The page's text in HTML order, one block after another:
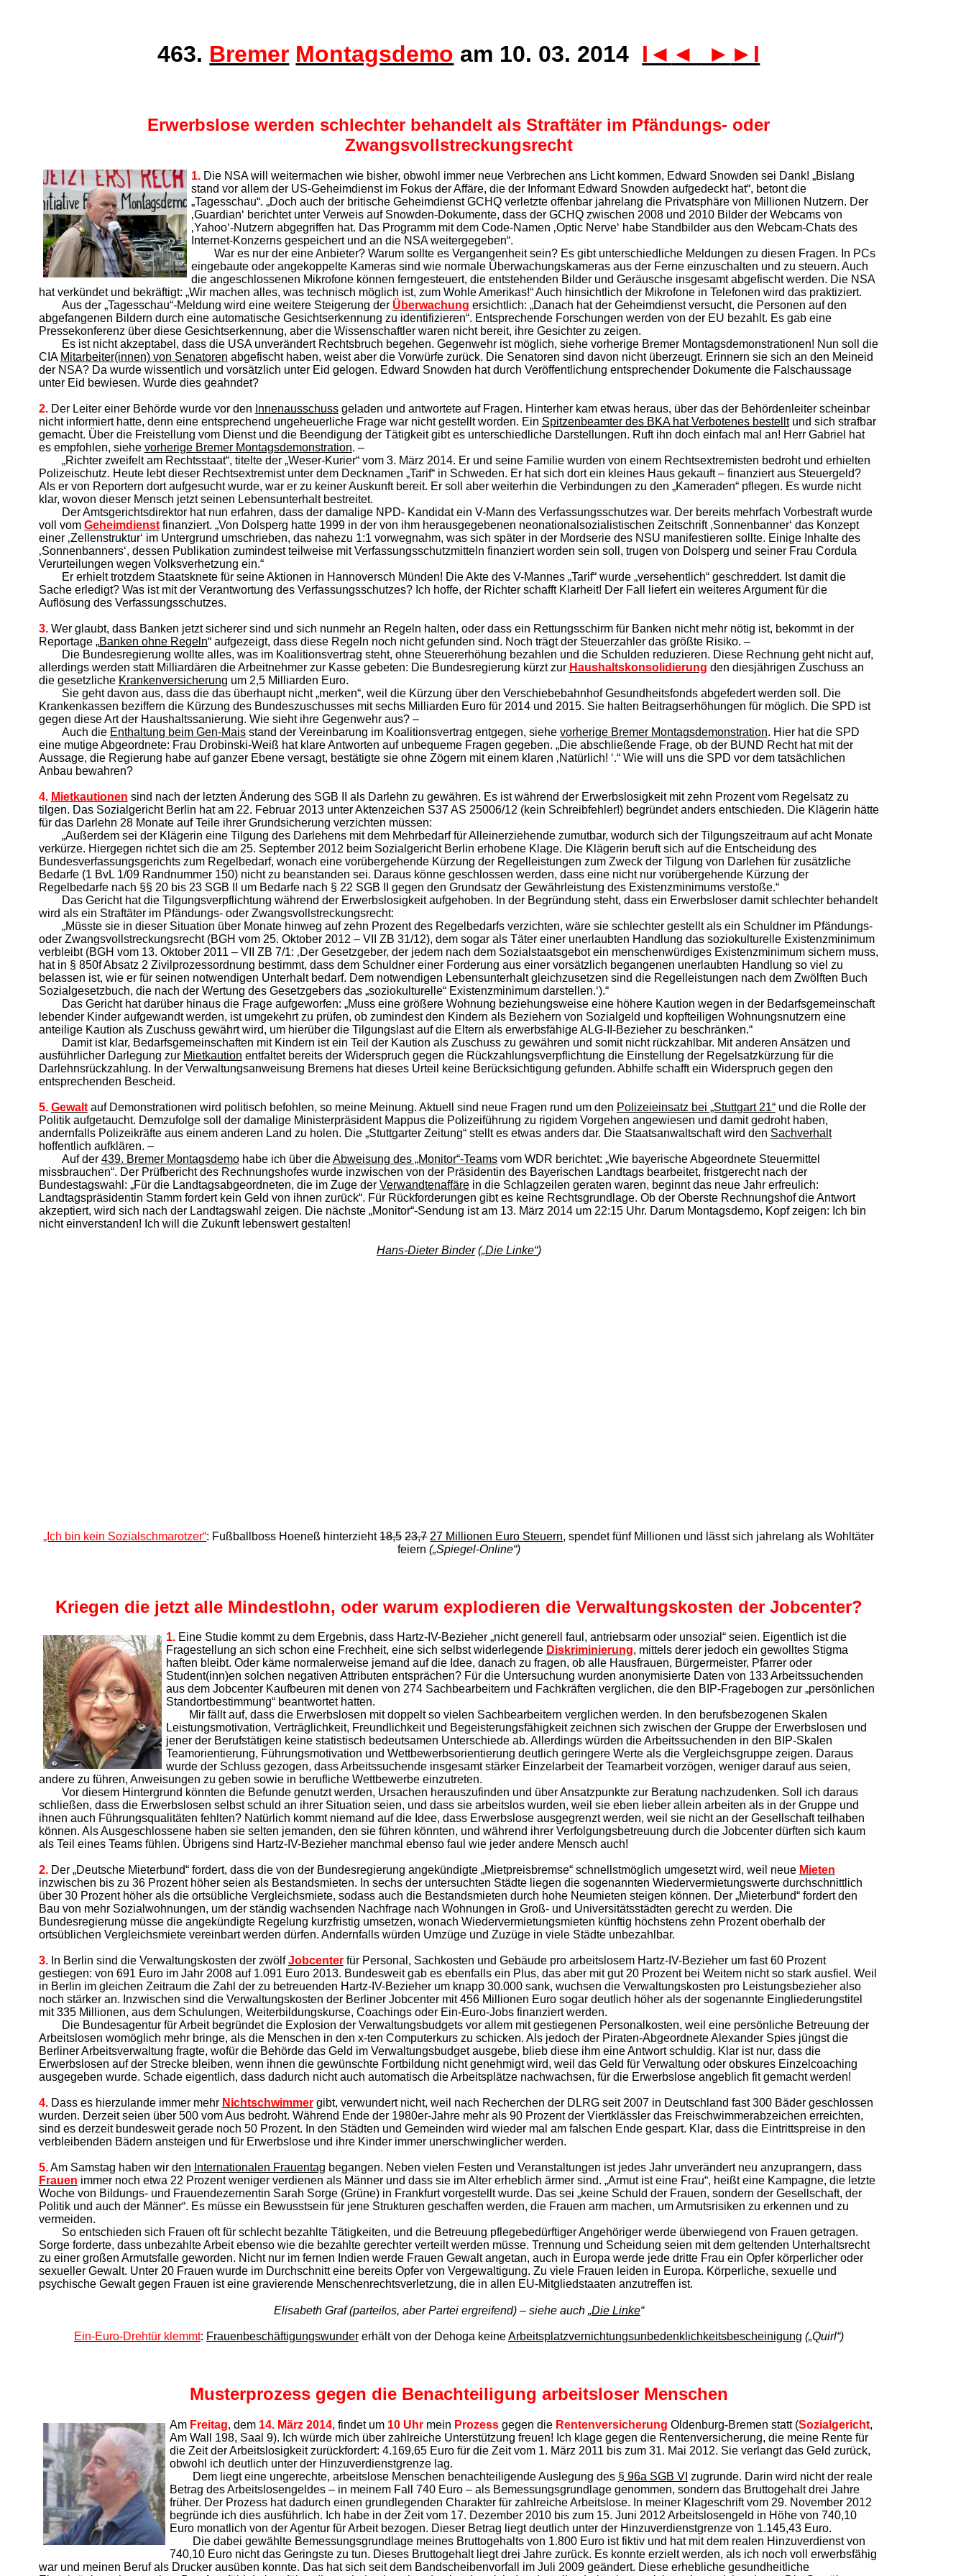
463. Bremer Montagsdemo am 10. 03. 2014 I◄ ◄ ► ►I
Erwerbslose werden schlechter behandelt als Straftäter im Pfändungs- oder
Zwangsvollstreckungsrecht
1.Die NSA will weitermachen wie bisher, obwohl immer neue Verbrechen ans Licht kommen, Edward Snowden sei Dank! „Bislang
stand vor allem der US-Geheimdienst im Fokus der Affäre, die der Informant Edward Snowden aufgedeckt hat“, betont die
„Tagesschau“. „Doch auch der britische Geheimdienst GCHQ verletzte offenbar jahrelang die Privatsphäre von Millionen Nutzern. Der
‚Gu­ardian‘ berichtet unter Verweis auf Snowden-Dokumente, dass der GCHQ zwischen 2008 und 2010 Bilder der Webcams von
‚Yahoo‘-Nutzern abgegriffen hat. Das Programm mit dem Code-Namen ‚Optic Nerve‘ habe Standbilder aus den Webcam-Chats des
Internet-Konzerns gespeichert und an die NSA weitergegeben“.
War es nur der eine Anbieter? Warum sollte es Vergangenheit sein? Es gibt unterschiedliche Meldungen zu diesen Fragen. In PCs
eingebaute oder angekoppelte Kameras sind wie normale Überwachungskameras aus der Ferne einzuschalten und zu steuern. Auch
die angeschlossenen Mikrofone können ferngesteuert, die entstehenden Bilder und Geräusche insgesamt abgefischt werden. Die NSA
hat verkündet und bekräftigt: „Wir machen alles, was technisch möglich ist, zum Wohle Amerikas!“ Auch hinsichtlich der Mikrofone in Telefonen wird das praktiziert.
Aus der „Tagesschau“-Meldung wird eine weitere Steigerung der Über­wa­chung ersichtlich: „Danach hat der Geheimdienst versucht, die Personen auf den
abgefangenen Bildern durch eine automatische Gesichtserkennung zu identifizieren“. Entsprechende Forschungen werden von der EU bezahlt. Es gab eine
Pressekonferenz über diese Gesichtserkennung, aber die Wissenschaftler waren nicht bereit, ihre Gesichter zu zeigen.
Es ist nicht akzeptabel, dass die USA unverändert Rechtsbruch begehen. Gegenwehr ist möglich, siehe vorherige Bremer Montagsdemonstrationen! Nun soll die
CIA Mitarbeiter(innen) von Senatoren abgefischt haben, weist aber die Vorwürfe zurück. Die Senatoren sind davon nicht überzeugt. Erinnern sie sich an den Meineid
der NSA? Da wurde wissentlich und vorsätzlich unter Eid gelogen. Edward Snowden hat durch Veröffentlichung entsprechender Dokumente die Falschaussage
unter Eid bewiesen. Wurde dies geahndet?
2.Der Leiter einer Behörde wurde vor den Innenausschussgeladen und antwortete auf Fragen. Hinterher kam etwas heraus, über das der Behördenleiter scheinbar
nicht informiert hatte, denn eine entsprechend ungeheuerliche Frage war nicht gestellt worden. Ein Spitzenbeamter des BKA hat Verbotenes bestelltund sich strafbar
gemacht. Über die Freistellung vom Dienst und die Beendigung der Tätigkeit gibt es unterschiedliche Darstellungen. Ruft ihn doch einfach mal an! Herr Gabriel hat
es empfohlen, siehe vorherige Bremer Montagsdemonstration. –
„Richter zweifelt am Rechtsstaat“, titelte der „Weser-Kurier“ vom 3. März 2014. Er und seine Familie wurden von einem Rechtsextremisten bedroht und erhielten
Polizeischutz. Heute lebt dieser Rechtsextremist unter dem Decknamen „Tarif“ in Schweden. Er hat sich dort ein kleines Haus gekauft – finanziert aus Steuergeld?
Als er von Reportern dort aufgesucht wurde, war er zu keiner Auskunft bereit. Er soll aber weiterhin die Verbindungen zu den „Kameraden“ pflegen. Es wurde nicht
klar, wovon dieser Mensch jetzt seinen Lebensunterhalt bestreitet.
Der Amtsgerichtsdirektor hat nun erfahren, dass der damalige NPD- Kandidat ein V-Mann des Verfassungsschutzes war. Der bereits mehrfach Vorbestraft wurde
voll vom Geheimdienstfinanziert. „Von Dolsperg hatte 1999 in der von ihm herausgegebenen neonationalsozialistischen Zeitschrift ‚Sonnenbanner‘ das Konzept
einer ‚Zellenstruktur‘ im Untergrund umschrieben, das nahezu 1:1 vorwegnahm, was sich später in der Mordserie des NSU manifestieren sollte. Einige Inhalte des
‚Sonnenbanners‘, dessen Publikation zumindest teilweise mit Verfassungsschutzmitteln finanziert worden sein soll, trugen von Dolsperg und seiner Frau Cordula
Verurteilungen wegen Volksverhetzung ein.“
Er erhielt trotzdem Staatsknete für seine Aktionen in Hannoversch Münden! Die Akte des V-Mannes „Tarif“ wurde „versehentlich“ geschreddert. Ist damit die
Sache erledigt? Was ist mit der Verantwortung des Verfassungsschutzes? Ich hoffe, der Richter schafft Klarheit! Der Fall liefert ein weiteres Argument für die
Auflösung des Verfassungsschutzes.
3.Wer glaubt, dass Banken jetzt sicherer sind und sich nunmehr an Regeln halten, oder dass ein Rettungsschirm für Banken nicht mehr nötig ist, bekommt in der
Reportage „Banken ohne Regeln“ aufgezeigt, dass diese Regeln noch nicht gefunden sind. Noch trägt der Steuerzahler das größte Risiko. –
Die Bundesregierung wollte alles, was im Koalitionsvertrag steht, ohne Steuererhöhung bezahlen und die Schulden reduzieren. Diese Rechnung geht nicht auf,
allerdings werden statt Milliardären die Arbeitnehmer zur Kasse gebeten: Die Bundesregierung kürzt zur Haushaltskonsolidierung den diesjährigen Zuschuss an
die gesetzliche Krankenversicherung um 2,5 Milliarden Euro.
Sie geht davon aus, dass die das überhaupt nicht „merken“, weil die Kürzung über den Verschiebebahnhof Gesundheitsfonds abgefedert werden soll. Die
Krankenkassen beziffern die Kürzung des Bundeszuschusses mit sechs Milliarden Euro für 2014 und 2015. Sie halten Beitragserhöhungen für möglich. Die SPD ist
gegen diese Art der Haushaltssanierung. Wie sieht ihre Gegenwehr aus? –
Auch die Enthaltung beim Gen-Maisstand der Vereinbarung im Koalitionsvertrag entgegen, siehe vorherige Bremer Montagsdemonstration. Hier hat die SPD
eine mutige Abgeordnete: Frau Drobinski-Weiß hat klare Antworten auf unbequeme Fragen gegeben. „Die abschließende Frage, ob der BUND Recht hat mit der
Aussage, die Regierung habe auf ganzer Ebene versagt, bestätigte sie ohne Zögern mit einem klaren ‚Natürlich! ‘.“ Wie will uns die SPD vor dem tatsächlichen
Anbau bewahren?
4. Mietkautionen sind nach der letzten Änderung des SGB II als Darlehn zu gewähren. Es ist während der Erwerbslosigkeit mit zehn Prozent vom Regelsatz zu
tilgen. Das Sozialgericht Berlin hat am 22. Februar 2013 unter Aktenzeichen S37 AS 25006/12 (kein Schreibfehler!) begründet anders entschieden. Die Klägerin hätte
für das Darlehn 28 Monate auf Teile ihrer Grundsicherung verzichten müssen:
„Außerdem sei der Klägerin eine Tilgung des Darlehens mit dem Mehrbedarf für Alleinerziehende zumutbar, wodurch sich der Tilgungszeitraum auf acht Monate
verkürze. Hiergegen richtet sich die am 25. September 2012 beim Sozialgericht Berlin erhobene Klage. Die Klägerin beruft sich auf die Entscheidung des
Bundesverfassungsgerichts zum Regelbedarf, wonach eine vorübergehende Kürzung der Regelleistungen zum Zweck der Tilgung von Darlehen für zusätzliche
Bedarfe (1 BvL 1/09 Randnummer 150) nicht zu beanstanden sei. Daraus könne geschlossen werden, dass eine nicht nur vorübergehende Kürzung der
Regelbedarfe nach §§ 20 bis 23 SGB II um Bedarfe nach § 22 SGB II gegen den Grundsatz der Gewährleistung des Existenzminimums verstoße.“
Das Gericht hat die Tilgungsverpflichtung während der Erwerbslosigkeit aufgehoben. In der Begründung steht, dass ein Erwerbsloser damit schlechter behandelt
wird als ein Straftäter im Pfändungs- oder Zwangsvollstreckungsrecht:
„Müsste sie in dieser Situation über Monate hinweg auf zehn Prozent des Regelbedarfs verzichten, wäre sie schlechter gestellt als ein Schuldner im Pfändungs-
oder Zwangsvollstreckungsrecht (BGH vom 25. Oktober 2012 – VII ZB 31/12), dem sogar als Täter einer unerlaubten Handlung das soziokulturelle Existenzminimum
verbleibt (BGH vom 13. Oktober 2011 – VII ZB 7/1: ‚Der Gesetzgeber, der jedem nach dem Sozialstaatsgebot ein menschenwürdiges Existenzminimum sichern muss,
hat in § 850f Absatz 2 Zivilprozessordnung bestimmt, dass dem Schuldner einer Forderung aus einer vorsätzlich begangenen unerlaubten Handlung so viel zu
belassen ist, wie er für seinen notwendigen Unterhalt bedarf. Dem notwendigen Lebensunterhalt gleichzusetzen sind die Regelleistungen nach dem Zwölften Buch
Sozialgesetzbuch, die nach der Wertung des Gesetzgebers das „soziokulturelle“ Existenzminimum darstellen.‘).“
Das Gericht hat darüber hinaus die Frage aufgeworfen: „Muss eine größere Wohnung beziehungsweise eine höhere Kaution wegen in der Bedarfsgemeinschaft
lebender Kinder aufgewandt werden, ist umgekehrt zu prüfen, ob zumindest den Kindern als Beziehern von Sozialgeld und kopfteiligen Wohnungsnutzern eine
anteilige Kaution als Zuschuss gewährt wird, um hierüber die Tilgungslast auf die Eltern als erwerbsfähige ALG-II-Bezieher zu beschränken.“
Damit ist klar, Bedarfsgemeinschaften mit Kindern ist ein Teil der Kaution als Zuschuss zu gewähren und somit nicht rückzahlbar. Mit anderen Ansätzen und
ausführlicher Darlegung zur Mietkaution entfaltet bereits der Widerspruch gegen die Rückzahlungsverpflichtung die Einstellung der Regelsatzkürzung für die
Darlehnsrückzahlung. In der Verwaltungsanweisung Bremens hat dieses Urteil keine Berücksichtigung gefunden. Abhilfe schafft ein Widerspruch gegen den
entsprechenden Bescheid.
5. Gewaltauf Demonstrationen wird politisch befohlen, so meine Meinung. Aktuell sind neue Fragen rund um den Polizeieinsatz bei „Stuttgart 21“und die Rolle der
Politik aufgetaucht. Demzufolge soll der damalige Ministerpräsident Mappus die Polizeiführung zu rigidem Vorgehen angewiesen und damit gedroht haben,
andernfalls Polizeikräfte aus einem anderen Land zu holen. Die „Stuttgarter Zeitung“ stellt es etwas anders dar. Die Staatsanwaltschaft wird den Sachverhalt
hoffentlich aufklären. –
Auf der 439. Bremer Montagsdemohabe ich über dieAbweisung des „Mo­ni­tor“-Teamsvom WDR berichtet: „Wie bayerische Abgeordnete Steuermittel
missbrauchen“. Der Prüfbericht des Rechnungshofes wurde inzwischen von der Präsidentin des Bayerischen Landtags bearbeitet, fristgerecht nach der
Bundestagswahl: „Für die Landtagsabgeordneten, die im Zuge der Verwandtenaffärein die Schlagzeilen geraten waren, beginnt das neue Jahr erfreulich:
Landtagspräsidentin Stamm fordert kein Geld von ihnen zurück“. Für Rückforderungen gibt es keine Rechtsgrundlage. Ob der Oberste Rechnungshof die Antwort
akzeptiert, wird sich nach der Landtagswahl zeigen. Die nächste „Monitor“-Sendung ist am 13. März 2014 um 22:15 Uhr. Darum Montagsdemo, Kopf zeigen: Ich bin
nicht einverstanden! Ich will die Zukunft lebenswert gestalten!
Hans-Dieter Binder(„Die Linke“)
„Ich bin kein Sozialschmarotzer“: Fußballboss Hoeneß hinterzieht18,5 23,7 27 Millionen Euro Steuern, spendet fünf Millionen und lässt sich jahrelang als Wohltäter
feiern („Spiegel-Online“)
Kriegen die jetzt alle Mindestlohn, oder warum explodieren die Verwaltungskosten der Jobcenter?
1.Eine Studie kommt zu dem Ergebnis, dass Hartz-IV-Bezieher „nicht generell faul, antriebsarm oder unsozial“ seien. Eigentlich ist die
Fragestellung an sich schon eine Frechheit, eine sich selbst widerlegende Diskriminierung, mittels derer jedoch ein gewolltes Stigma
haften bleibt. Oder käme normalerweise jemand auf die Idee, danach zu fragen, ob alle Hausfrauen, Bürgermeister, Pfarrer oder
Student(inn)en solchen negativen Attributen entsprächen? Für die Untersuchung wurden anonymisierte Daten von 133 Arbeitssuchenden
aus dem Jobcenter Kaufbeuren mit denen von 274 Sachbearbeitern und Fachkräften verglichen, die den BIP-Fragebogen zur „persönlichen
Standortbestimmung“ beantwortet hatten.
Mir fällt auf, dass die Erwerbslosen mit doppelt so vielen Sachbearbeitern verglichen werden. In den berufsbezogenen Skalen
Leistungsmotivation, Verträglichkeit, Freundlichkeit und Begeisterungsfähigkeit zeichnen sich zwischen der Gruppe der Erwerbslosen und
jener der Berufstätigen keine statistisch bedeutsamen Unterschiede ab. Allerdings würden die Arbeitssuchenden in den BIP-Skalen
Teamorientierung, Führungsmotivation und Wettbewerbsorientierung deutlich geringere Werte als die Vergleichsgruppe zeigen. Daraus
wurde der Schluss gezogen, dass Arbeitssuchende insgesamt stärker Einzelarbeit der Teamarbeit vorzögen, weniger darauf aus seien,
andere zu führen, Anweisungen zu geben sowie in berufliche Wettbewerbe einzutreten.
Vor diesem Hintergrund könnten die Befunde genutzt werden, Ursachen herauszufinden und über Ansatzpunkte zur Beratung nachzudenken. Soll ich daraus
schließen, dass die Erwerbslosen selbst schuld an ihrer Situation seien, und dass sie arbeitslos wurden, weil sie eben lieber allein arbeiten als in der Gruppe und
ihnen auch Führungsqualitäten fehlten? Natürlich kommt niemand auf die Idee, dass Erwerbslose ausgegrenzt werden, weil sie nicht an der Gesellschaft teilhaben
können. Als Ausgeschlossene haben sie selten jemanden, den sie führen könnten, und während ihrer Verfolgungsbetreuung durch die Jobcenter dürften sich kaum
als Teil eines Teams fühlen. Übrigens sind Hartz-IV-Bezieher manchmal ebenso faul wie jeder andere Mensch auch!
2.Der „Deutsche Mieterbund“ fordert, dass die von der Bundesregierung angekündigte „Mietpreisbremse“ schnellstmöglich umgesetzt wird, weil neue Mieten
inzwischen bis zu 36 Prozent höher seien als Bestandsmieten. In sechs der untersuchten Städte liegen die sogenannten Wiedervermietungswerte durchschnittlich
über 30 Prozent höher als die ortsübliche Vergleichsmiete, sodass auch die Bestandsmieten durch hohe Neumieten steigen können. Der „Mieterbund“ fordert den
Bau von mehr Sozialwohnungen, um der ständig wachsenden Nachfrage nach Wohnungen in Groß- und Universitätsstädten gerecht zu werden. Die
Bundesregierung müsse die angekündigte Regelung kurzfristig umsetzen, wonach Wiedervermietungsmieten künftig höchstens zehn Prozent oberhalb der
ortsüblichen Vergleichsmiete vereinbart werden dürfen. Andernfalls würden Umzüge und Zuzüge in viele Städte unbezahlbar.
3.In Berlin sind die Verwaltungskosten der zwölfJobcenterfür Personal, Sachkosten und Gebäude pro arbeitslosem Hartz-IV-Bezieher um fast 60 Prozent
gestiegen: von 691 Euro im Jahr 2008 auf 1.091 Euro 2013. Bundesweit gab es ebenfalls ein Plus, das aber mit gut 20 Prozent bei Weitem nicht so stark ausfiel. Weil
in Berlin im gleichen Zeitraum die Zahl der zu betreuenden Hartz-IV-Bezieher um knapp 30.000 sank, wuchsen die Verwaltungskosten pro Leistungsbezieher also
noch stärker an. Inzwischen sind die Verwaltungskosten der Berliner Jobcenter mit 456 Millionen Euro sogar deutlich höher als der sogenannte Eingliederungstitel
mit 335 Millionen, aus dem Schulungen, Weiterbildungskurse, Coachings oder Ein-Euro-Jobs finanziert werden.
Die Bundesagentur für Arbeit begründet die Explosion der Verwaltungsbudgets vor allem mit gestiegenen Personalkosten, weil eine persönliche Betreuung der
Arbeitslosen womöglich mehr bringe, als die Menschen in den x-ten Computerkurs zu schicken. Als jedoch der Piraten-Abgeordnete Alexander Spies jüngst die
Berliner Arbeitsverwaltung fragte, wofür die Behörde das Geld im Verwaltungsbudget ausgebe, blieb diese ihm eine Antwort schuldig. Klar ist nur, dass die
Erwerbslosen auf der Strecke bleiben, wenn ihnen die gewünschte Fortbildung nicht genehmigt wird, weil das Geld für Verwaltung oder obskures Einzelcoaching
ausgegeben wurde. Schade eigentlich, dass dadurch nicht auch automatisch die Arbeitsplätze nachwachsen, für die Erwerbslose angeblich fit gemacht werden!
4.Dass es hierzulande immer mehr Nichtschwimmergibt, verwundert nicht, weil nach Recherchen der DLRG seit 2007 in Deutschland fast 300 Bäder geschlossen
wurden. Derzeit seien über 500 vom Aus bedroht. Während Ende der 1980er-Jahre mehr als 90 Prozent der Viertklässler das Freischwimmerabzeichen erreichten,
sind es derzeit bundesweit gerade noch 50 Prozent. In den Städten und Gemeinden wird wieder mal am falschen Ende gespart. Klar, dass die Eintrittspreise in den
verbleibenden Bädern ansteigen und für Erwerbslose und ihre Kinder immer unerschwinglicher werden.
5.Am Samstag haben wir den Internationalen Frauentag begangen. Neben vielen Festen und Veranstaltungen ist jedes Jahr unverändert neu anzuprangern, dass
Frauen immer noch etwa 22 Prozent weniger verdienen als Männer und dass sie im Alter erheblich ärmer sind. „Armut ist eine Frau“, heißt eine Kampagne, die letzte
Woche von Bildungs- und Frauendezernentin Sarah Sorge (Grüne) in Frankfurt vorgestellt wurde. Das sei „keine Schuld der Frauen, sondern der Gesellschaft, der
Politik und auch der Männer“. Es müsse ein Bewusstsein für jene Strukturen geschaffen werden, die Frauen arm machen, um Armutsrisiken zu erkennen und zu
vermeiden.
So entschieden sich Frauen oft für schlecht bezahlte Tätigkeiten, und die Betreuung pflegebedürftiger Angehöriger werde überwiegend von Frauen getragen.
Sorge forderte, dass unbezahlte Arbeit ebenso wie die bezahlte gerechter verteilt werden müsse. Trennung und Scheidung seien mit dem geltenden Unterhaltsrecht
zu einer großen Armutsfalle geworden. Nicht nur im fernen Indien werde Frauen Gewalt angetan, auch in Europa werde jede dritte Frau ein Opfer körperlicher oder
sexueller Gewalt. Unter 20 Frauen wurde im Durchschnitt eine bereits Opfer von Vergewaltigung. Zu viele Frauen leiden in Europa. Körperliche, sexuelle und
psychische Gewalt gegen Frauen ist eine gravierende Menschenrechtsverletzung, die in allen EU-Mitgliedstaaten anzutreffen ist.
Elisabeth Graf (parteilos, aber Partei ergreifend) – siehe auch „Die Linke“
Ein-Euro-Drehtür klemmt: Frauenbeschäftigungswundererhält von der Dehoga keineArbeitsplatzvernichtungsunbedenklichkeitsbescheinigung („Quirl“)
Musterprozess gegen die Benach­teiligung arbeitsloser Menschen
Am Freitag, dem 14. März 2014, findet um 10 Uhrmein Prozessgegen die Rentenversicherung Oldenburg-Bremen statt (Sozialgericht,
Am Wall 198, Saal 9). Ich würde mich über zahlreiche Unterstützung freuen! Ich klage gegen die Rentenversicherung, die meine Rente für
die Zeit der Arbeitslosigkeit zurückfordert: 4.169,65 Euro für die Zeit vom 1. März 2011 bis zum 31. Mai 2012. Sie verlangt das Geld zurück,
obwohl ich deutlich unter der Hinzuverdienstgrenze lag.
Dem liegt eine ungerechte, arbeitslose Menschen benachteiligende Auslegung des § 96a SGB VI zugrunde. Darin wird nicht der reale
Betrag des Arbeitslosengeldes – in meinem Fall 740 Euro – als Bemessungsgrundlage genommen, sondern das Bruttogehalt drei Jahre
früher. Der Prozess hat dadurch einen grundlegenden Charakter für zahlreiche Arbeitslose. In meiner Klageschrift vom 29. November 2012
begründe ich dies ausführlich. Ich habe in der Zeit vom 17. Dezember 2010 bis zum 15. Juni 2012 Arbeitslosengeld in Höhe von 740,10
Euro monatlich von der Agentur für Arbeit bezogen. Dieser Betrag liegt deutlich unter der Hinzuverdienstgrenze von 1.145,43 Euro.
Die dabei gewählte Bemessungsgrundlage meines Bruttogehalts von 1.800 Euro ist fiktiv und hat mit dem realen Hinzuverdienst von
740,10 Euro nicht das Geringste zu tun. Dieses Bruttogehalt liegt drei Jahre zurück. Es konnte erzielt werden, als ich noch voll erwerbsfähig
war und meinen Beruf als Drucker ausüben konnte. Das hat sich seit dem Bandscheibenvorfall im Juli 2009 geändert. Diese erhebliche gesundheitliche